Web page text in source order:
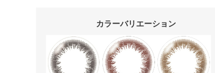
カラーバリエーション